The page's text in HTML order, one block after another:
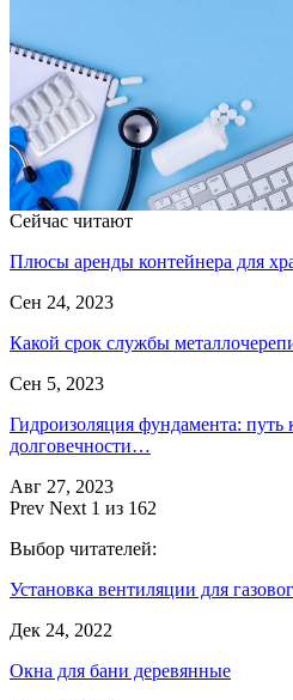
Сейчас читают
Плюсы аренды контейнера для
Сен 24, 2023
Какой срок службы
Сен 5, 2023
Гидроизоляция фундамента: путь
долговечности…
Авг 27, 2023
Prev Next 1 из 162
Выбор читателей:
Установка вентиляции для
Дек 24, 2022
Окна для бани деревянные